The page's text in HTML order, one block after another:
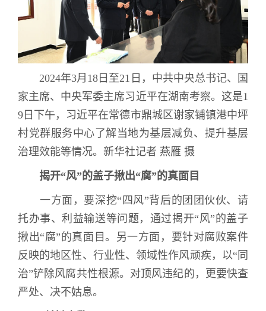
2024年3月 18 日至21 日，中共中央总书记、国
家主席、中央军委主席习近平在湖南考察。这是1
9 日下午，习近平在常德市鼎城区谢家铺镇港中坪
村党群服务中心了解当地为基层减负、提升基层
治理效能等情况。新华社记者 燕雁 摄
揭开“风” 的盖子揪出“腐” 的真面目
一方面，要深挖“ 四风”背后的团团伙伙、请
托办事、利益输送等问题，通过揭开“风” 的盖子
揪出“腐” 的真面目。另一方面，要针对腐败案件
反映的地区性、行业性、领域性作风顽疾，以“同
治”铲除风腐共性根源。对顶风违纪的，更要快查
严处、决不姑息。